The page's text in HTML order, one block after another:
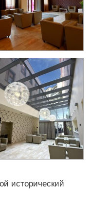
исторический